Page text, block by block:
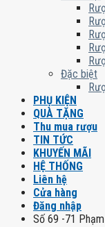
Đặc biệt
PHỤ KIỆN
QUÀ TẶNG
Thu mua rượu
TIN TỨC
KHUYẾN MÃI
HỆ THỐNG
Liên hệ
Cửa hàng
Đăng nhập
Số 69 -71 Phạm